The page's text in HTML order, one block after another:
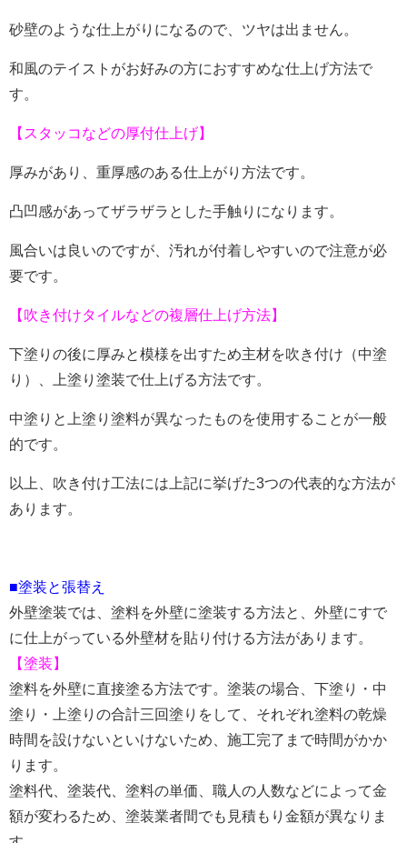
砂壁のような仕上がりになるので、ツヤは出ません。
和風のテイストがお好みの方におすすめな仕上げ方法で
す。
【スタッコなどの厚付仕上げ】
厚みがあり、重厚感のある仕上がり方法です。
凸凹感があってザラザラとした手触りになります。
風合いは良いのですが、汚れが付着しやすいので注意が必
要です。
【吹き付けタイルなどの複層仕上げ方法】
下塗りの後に厚みと模様を出すため主材を吹き付け（中塗
り）、上塗り塗装で仕上げる方法です。
中塗りと上塗り塗料が異なったものを使用することが一般
的です。
以上、吹き付け工法には上記に挙げた3つの代表的な方法が
あります。
■塗装と張替え
外壁塗装では、塗料を外壁に塗装する方法と、外壁にすで
に仕上がっている外壁材を貼り付ける方法があります。
【塗装】
塗料を外壁に直接塗る方法です。塗装の場合、下塗り・中
塗り・上塗りの合計三回塗りをして、それぞれ塗料の乾燥
時間を設けないといけないため、施工完了まで時間がかか
ります。
塗料代、塗装代、塗料の単価、職人の人数などによって金
額が変わるため、塗装業者間でも見積もり金額が異なりま